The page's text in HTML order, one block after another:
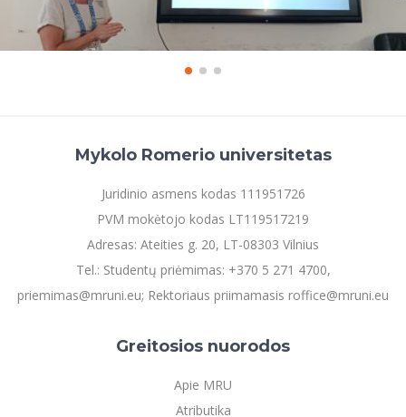
Mykolo Romerio universitetas
Juridinio asmens kodas 111951726
PVM mokėtojo kodas LT119517219
Adresas: Ateities g. 20, LT-08303 Vilnius
Tel.: Studentų priėmimas: +370 5 271 4700,
priemimas@mruni.eu; Rektoriaus priimamasis roffice@mruni.eu
Greitosios nuorodos
Apie MRU
Atributika